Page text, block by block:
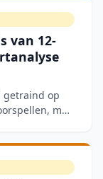
van 12-
getraind op
met